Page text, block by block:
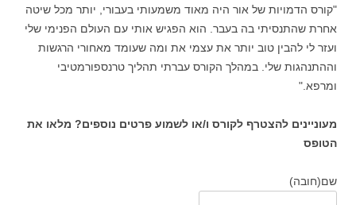
"קורס הדמויות של אור היה מאוד משמעותי בעבורי, יותר מכל שיטה
אחרת שהתנסיתי בה בעבר. הוא הפגיש אותי עם העולם הפנימי שלי
ועזר לי להבין טוב יותר את עצמי את ומה שעומד מאחורי הרגשות
וההתנהגות שלי. במהלך הקורס עברתי תהליך טרנספורמטיבי
ומרפא."
מעוניינים להצטרף לקורס ו/או לשמוע פרטים נוספים? מלאו את
הטופס
שם(חובה)